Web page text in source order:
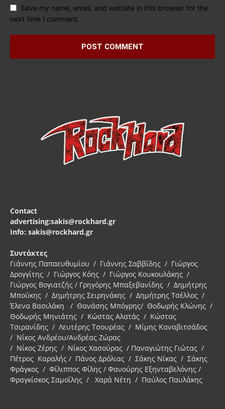
Save my name, email, and website in this browser for the
next time I comment.
Contact
advertising:sakis@rockhard.gr
Info: sakis@rockhard.gr
Συντάκτες
Γιάννης Παπαευθυμίου / Γιάννης Σαββίδης / Γιώργος
Δρογγίτης / Γιώργος Κόης / Γιώργος Κουκουλάκης /
Γιώργος Βογιατζής / Γρηγόρης Μπαξεβανίδης / Δημήτρης
Μπούκης / Δημήτρης Σειρηνάκης / Δημήτρης Τσέλλος /
Έλενα Βασιλάκη / Θανάσης Μπόγρης/ Θοδωρής Κλώνης /
Θοδωρής Μηνιάτης / Κώστας Αλατάς / Κώστας
Τσιρανίδης / Λευτέρης Τσουρέας / Μίμης Καναβιτσάδος
/ Νίκος Ανδρέου/Ανδρέας Ζώρας
/ Νίκος Ζέρης / Νίκος Χασούρας / Παναγιώτης Γιώτας /
Πέτρος Καραλής / Πάνος Δρόλιας / Σάκης Νίκας / Σάκης
Φράγκος / Φίλιππος Φίλης / Φανούρης Εξηνταβελόνης /
Φραγκίσκος Σαμοΐλης / Χαρά Νέτη / Παύλος Παυλάκης